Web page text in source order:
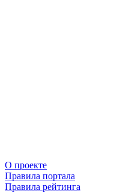
О проекте
Правила портала
Правила рейтинга